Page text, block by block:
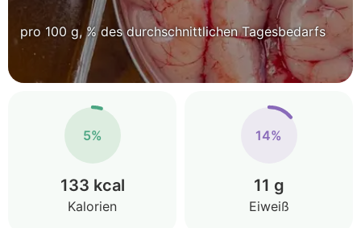
pro 100 g, % des durchschnittlichen Tagesbedarfs
5%
133 kcal
Kalorien
14%
11 g
Eiweiß